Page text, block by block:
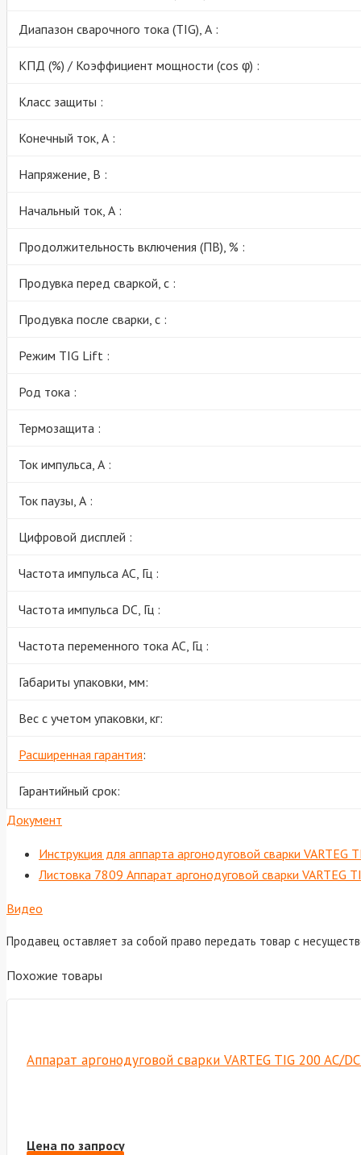
Диапазон сварочного тока (TIG), А :
КПД (%) / Коэффициент мощности (cos φ) :
Класс защиты :
Конечный ток, А :
Напряжение, В :
Начальный ток, А :
Продолжительность включения (ПВ), % :
Продувка перед сваркой, с :
Продувка после сварки, с :
Режим TIG Lift :
Род тока :
Термозащита :
Ток импульса, А :
Ток паузы, А :
Цифровой дисплей :
Частота импульса AC, Гц :
Частота импульса DC, Гц :
Частота переменного тока АС, Гц :
Габариты упаковки, мм:
Вес с учетом упаковки, кг:
Расширенная гарантия:
Гарантийный срок:
Документ
Инструкция для аппарта аргонодуговой сварки VARTEG
Листовка 7809 Аппарат аргонодуговой сварки VARTEG
Видео
Продавец оставляет за собой право передать товар с
Похожие товары
Аппарат аргонодуговой сварки VARTEG TIG 200 AC/
Цена по запросу